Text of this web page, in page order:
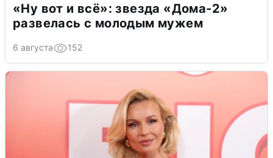
«Ну вот и всё»: звезда «Дома-2»
развелась с молодым мужем
6 августа 152